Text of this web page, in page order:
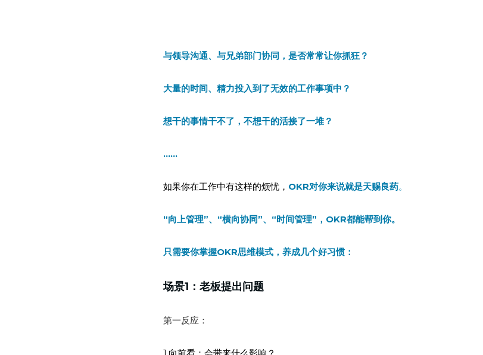
与领导沟通、与兄弟部门协同，是否常常让你抓狂？
大量的时间、精力投入到了无效的工作事项中？
想干的事情干不了，不想干的活接了一堆？
……
如果你在工作中有这样的烦忧， OKR对你来说就是天赐良药。
“向上管理”、“横向协同”、“时间管理”，OKR都能帮到你。
只需要你掌握OKR思维模式，养成几个好习惯：
场景1： 老板提出问题
第一反应：